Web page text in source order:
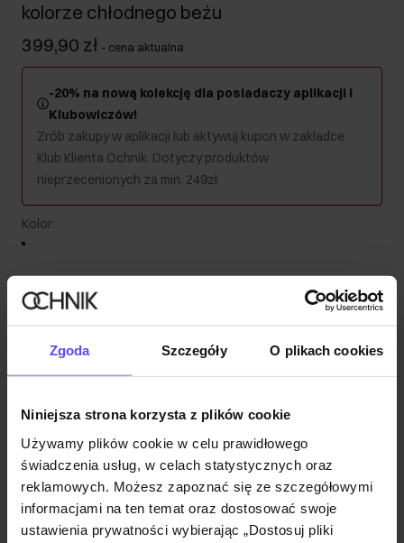
Zgoda Szczegóły O plikach cookies
Niniejsza strona korzysta z plików cookie
Używamy plików cookie w celu prawidłowego
świadczenia usług, w celach statystycznych oraz
reklamowych. Możesz zapoznać się ze szczegółowymi
informacjami na ten temat oraz dostosować swoje
ustawienia prywatności wybierając „Dostosuj pliki
kolorze chłodnego beżu
399,90 zł - cena aktualna
-20% na nową kolekcję dla posiadaczy aplikacji i
Klubowiczów!
Zrób zakupy w aplikacji lub aktywuj kupon w zakładce
Klub Klienta Ochnik. Dotyczy produktów
nieprzecenionych za min. 249zł.
Kolor:
Wysyłka w 1 dzień roboczy
Opis produktu
Szczegóły
Skład i wymiary
Opinie